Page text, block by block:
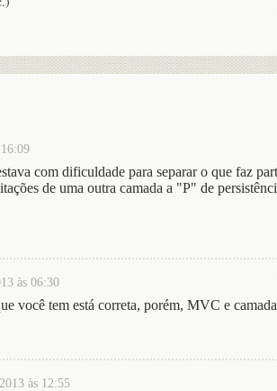
com dificuldade para separar o que faz
de uma outra camada a "P" de
às 06:30
você tem está correta, porém, MVC e
às 12:55